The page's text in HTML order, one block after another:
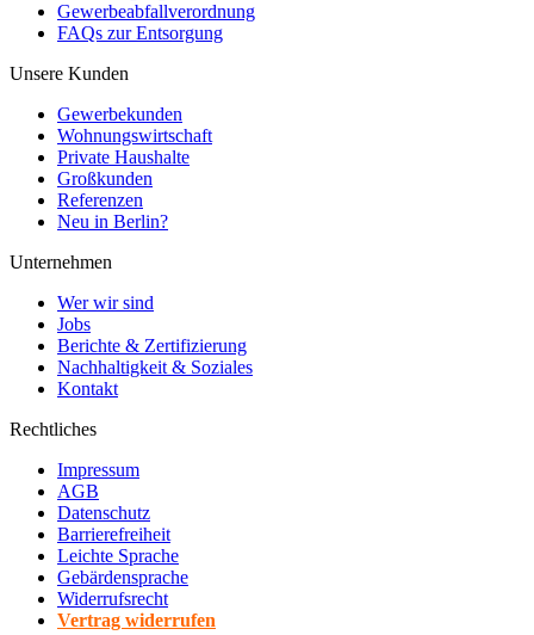
Gewerbeabfallverordnung
FAQs zur Entsorgung
Unsere Kunden
Gewerbekunden
Wohnungswirtschaft
Private Haushalte
Großkunden
Referenzen
Neu in Berlin?
Unternehmen
Wer wir sind
Jobs
Berichte & Zertifizierung
Nachhaltigkeit & Soziales
Kontakt
Rechtliches
Impressum
AGB
Datenschutz
Barrierefreiheit
Leichte Sprache
Gebärdensprache
Widerrufsrecht
Vertrag widerrufen